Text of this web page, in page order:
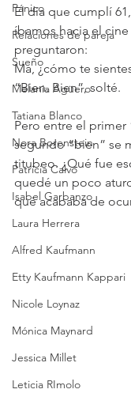
Pánico
Relaciones de pareja
Sueño
Melania Agüero
Tatiana Blanco
Nora Borenstein
Patricia Calvo
Isabel Garbanzo
Laura Herrera
Alfred Kaufmann
Etty Kaufmann Kappari
Nicole Loynaz
Mónica Maynard
Jessica Millet
Leticia RImolo
El día que cumplí
íbamos hacia el
preguntaron:
Ma, ¿cómo te
“Bien. Bien”, solté.
Pero entre el primer
segundo “bien” se
titubeo. ¿Qué fue
quedé un poco
qué acababa de